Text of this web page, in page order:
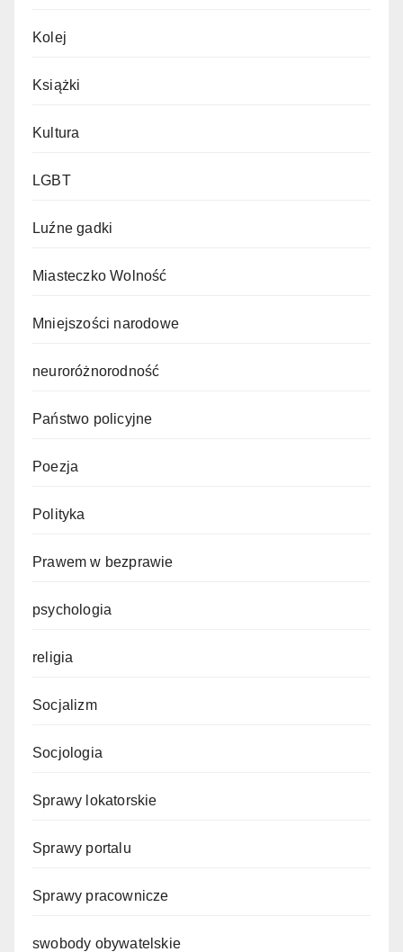
Kolej
Książki
Kultura
LGBT
Luźne gadki
Miasteczko Wolność
Mniejszości narodowe
neuroróżnorodność
Państwo policyjne
Poezja
Polityka
Prawem w bezprawie
psychologia
religia
Socjalizm
Socjologia
Sprawy lokatorskie
Sprawy portalu
Sprawy pracownicze
swobody obywatelskie